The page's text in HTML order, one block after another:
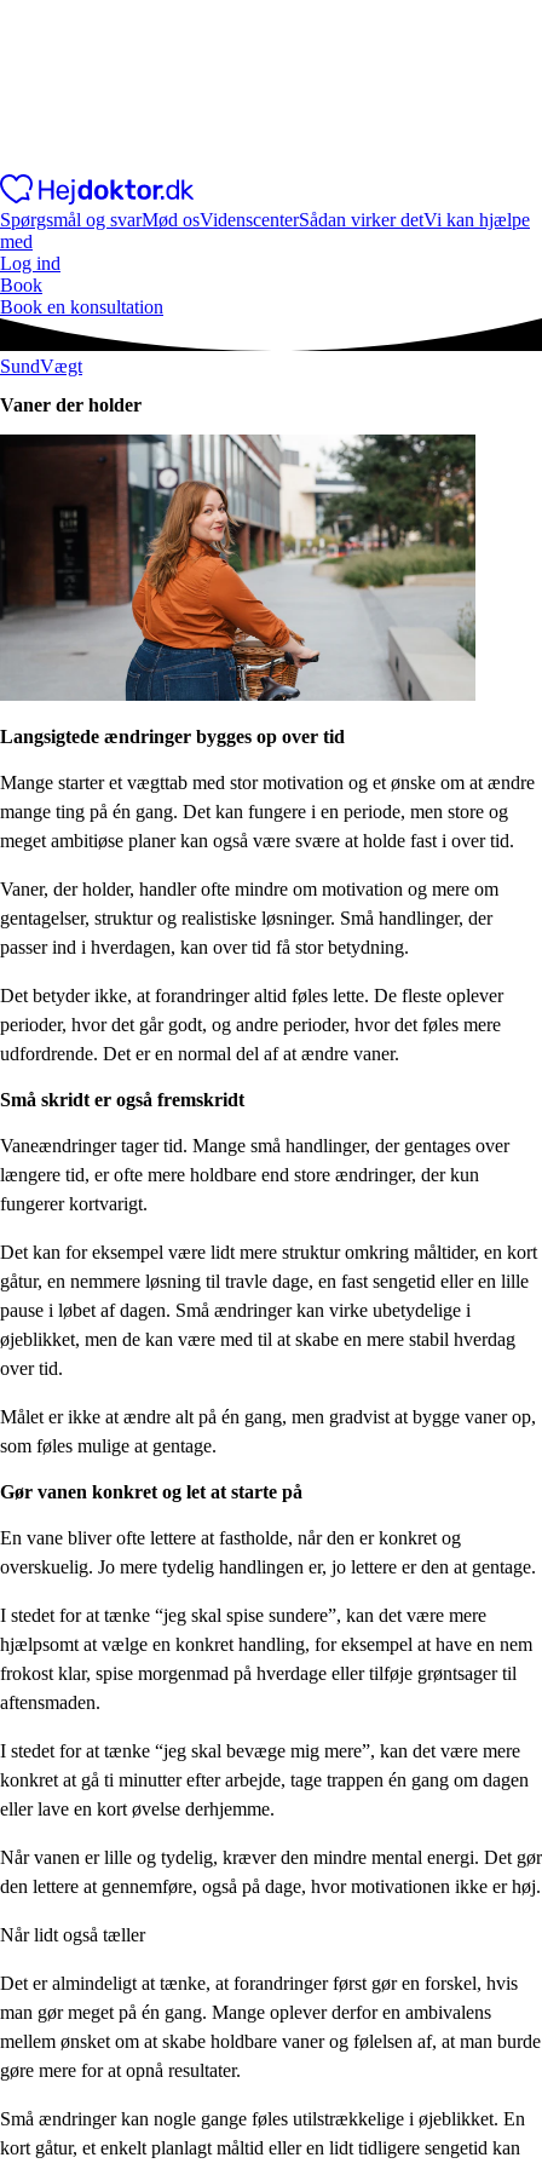
Spørgsmål og svarMød osVidenscenterSådan virker detVi kan hjælpe
med
Log ind
Book
Book en konsultation
SundVægt
Vaner der holder
Langsigtede ændringer bygges op over tid
Mange starter et vægttab med stor motivation og et ønske om at ændre
mange ting på én gang. Det kan fungere i en periode, men store og
meget ambitiøse planer kan også være svære at holde fast i over tid.
Vaner, der holder, handler ofte mindre om motivation og mere om
gentagelser, struktur og realistiske løsninger. Små handlinger, der
passer ind i hverdagen, kan over tid få stor betydning.
Det betyder ikke, at forandringer altid føles lette. De fleste oplever
perioder, hvor det går godt, og andre perioder, hvor det føles mere
udfordrende. Det er en normal del af at ændre vaner.
Små skridt er også fremskridt
Vaneændringer tager tid. Mange små handlinger, der gentages over
længere tid, er ofte mere holdbare end store ændringer, der kun
fungerer kortvarigt.
Det kan for eksempel være lidt mere struktur omkring måltider, en kort
gåtur, en nemmere løsning til travle dage, en fast sengetid eller en lille
pause i løbet af dagen. Små ændringer kan virke ubetydelige i
øjeblikket, men de kan være med til at skabe en mere stabil hverdag
over tid.
Målet er ikke at ændre alt på én gang, men gradvist at bygge vaner op,
som føles mulige at gentage.
Gør vanen konkret og let at starte på
En vane bliver ofte lettere at fastholde, når den er konkret og
overskuelig. Jo mere tydelig handlingen er, jo lettere er den at gentage.
I stedet for at tænke “jeg skal spise sundere”, kan det være mere
hjælpsomt at vælge en konkret handling, for eksempel at have en nem
frokost klar, spise morgenmad på hverdage eller tilføje grøntsager til
aftensmaden.
I stedet for at tænke “jeg skal bevæge mig mere”, kan det være mere
konkret at gå ti minutter efter arbejde, tage trappen én gang om dagen
eller lave en kort øvelse derhjemme.
Når vanen er lille og tydelig, kræver den mindre mental energi. Det gør
den lettere at gennemføre, også på dage, hvor motivationen ikke er høj.
Når lidt også tæller
Det er almindeligt at tænke, at forandringer først gør en forskel, hvis
man gør meget på én gang. Mange oplever derfor en ambivalens
mellem ønsket om at skabe holdbare vaner og følelsen af, at man burde
gøre mere for at opnå resultater.
Små ændringer kan nogle gange føles utilstrækkelige i øjeblikket. En
kort gåtur, et enkelt planlagt måltid eller en lidt tidligere sengetid kan